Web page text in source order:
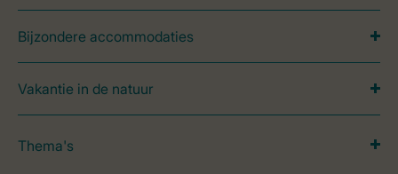
Bijzondere accommodaties
Vakantie in de natuur
Thema's